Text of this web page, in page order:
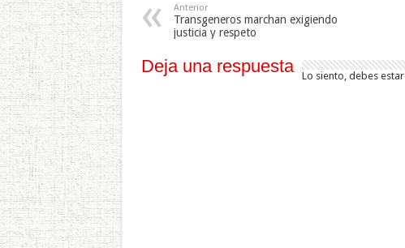
Anterior
Transgeneros marchan exigiendo
justicia y respeto
Deja una respuesta Lo siento, debes estar